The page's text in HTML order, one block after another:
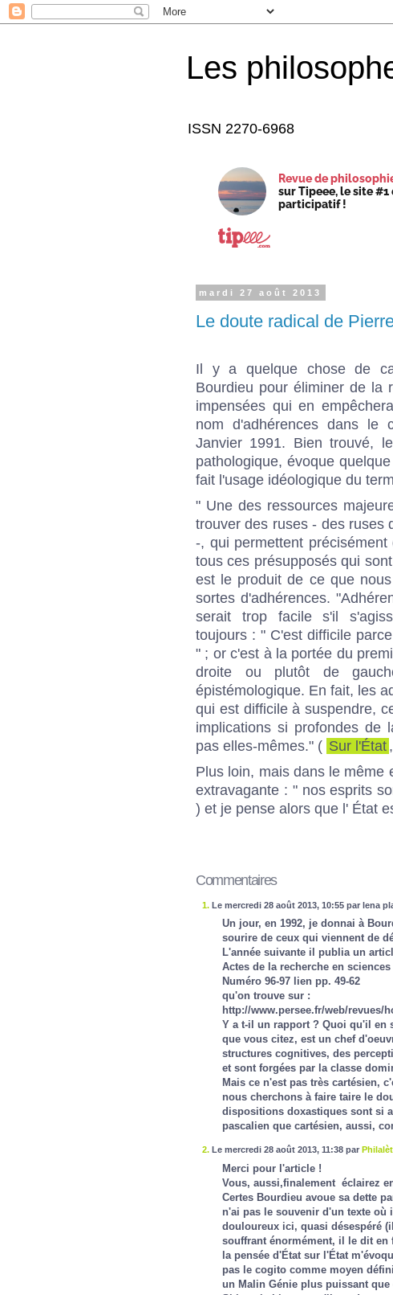
Les
ISSN 2270-6968
Revue de
sur Tipeee, le site #1
participatif !
mardi 27 août 2013
Le doute radical de
Il y a quelque chose de
Bourdieu pour éliminer de la
impensées qui en
nom d'adhérences dans le
Janvier 1991. Bien trouvé,
pathologique, évoque
fait l'usage idéologique du
" Une des ressources
trouver des ruses - des ruses
-, qui permettent
tous ces présupposés qui
est le produit de ce que
sortes d'adhérences.
serait trop facile s'il
toujours : " C'est difficile
" ; or c'est à la portée du
droite ou plutôt de
épistémologique. En fait, les
qui est difficile à suspendre,
implications si profondes de
pas elles-mêmes." ( Sur l'État
Plus loin, mais dans le même
extravagante : " nos esprits
) et je pense alors que l' État
Commentaires
1. Le mercredi 28 août 2013, 10:55 par lena
Un jour, en 1992, je donnai à
sourire de ceux qui viennent de
L'année suivante il publia un
Actes de la recherche en
Numéro 96-97 lien pp. 49-62
qu'on trouve sur :
http://www.persee.fr/web/revues/
Y a t-il un rapport ? Quoi qu'il en
que vous citez, est un chef
structures cognitives, des
et sont forgées par la classe
Mais ce n'est pas très cartésien,
nous cherchons à faire taire le
dispositions doxastiques sont si
pascalien que cartésien, aussi,
2. Le mercredi 28 août 2013, 11:38 par
Merci pour l'article !
Vous, aussi,finalement éclairez
Certes Bourdieu avoue sa dette
n'ai pas le souvenir d'un texte où
douloureux ici, quasi désespéré
souffrant énormément, il le dit
la pensée d'État sur l'État
pas le cogito comme moyen
un Malin Génie plus puissant